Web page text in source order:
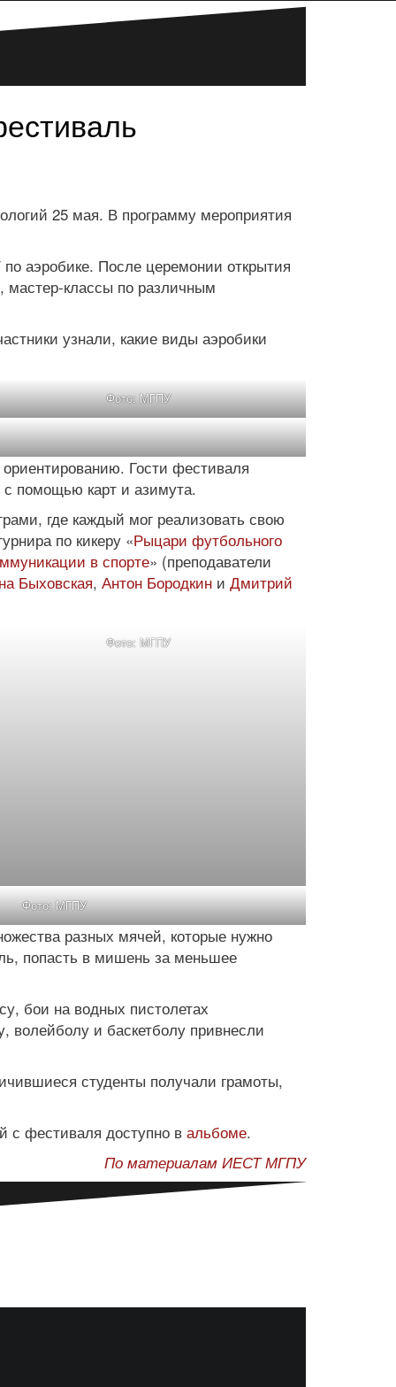
25 мая. В программу мероприятия
аэробике. После церемонии открытия
мастер-классы по различным
узнали, какие виды аэробики
Фото: МГПУ
Гости фестиваля
помощью карт и азимута.
где каждый мог реализовать свою
по кикеру «Рыцари футбольного
в спорте» (преподаватели
Быховская, Антон Бородкин и Дмитрий
Фото: МГПУ
Фото: МГПУ
разных мячей, которые нужно
попасть в мишень за меньшее
бои на водных пистолетах
волейболу и баскетболу привнесли
студенты получали грамоты,
фестиваля доступно вальбоме.
По материалам ИЕСТ МГПУ